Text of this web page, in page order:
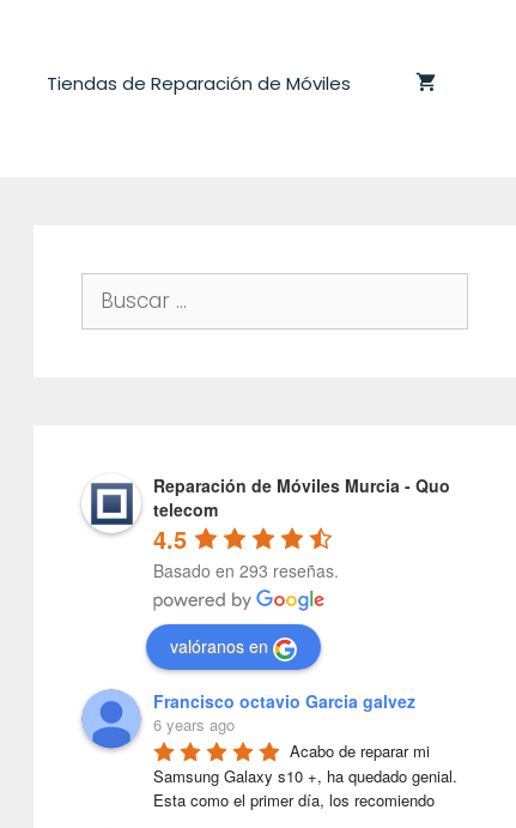
Tiendas de Reparación de Móviles
Buscar:
Reparación de Móviles Murcia - Quo
telecom
4.5
Basado en 293 reseñas.
valóranos en
Francisco octavio Garcia galvez
6 years ago
Acabo de reparar mi
Samsung Galaxy s10 +, ha quedado genial.
Esta como el primer día, los recomiendo